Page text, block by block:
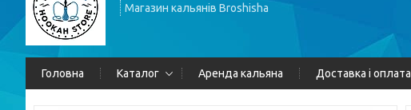
Магазин кальянів Broshisha
Головна Каталог Аренда кальяна Доставка і оплата